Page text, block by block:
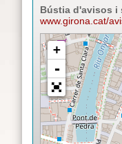
Bústia d'avisos i
www.girona.cat/